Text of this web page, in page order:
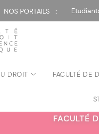
NOS PORTAILS :
DROIT FACULTÉ DE
FACULTÉ